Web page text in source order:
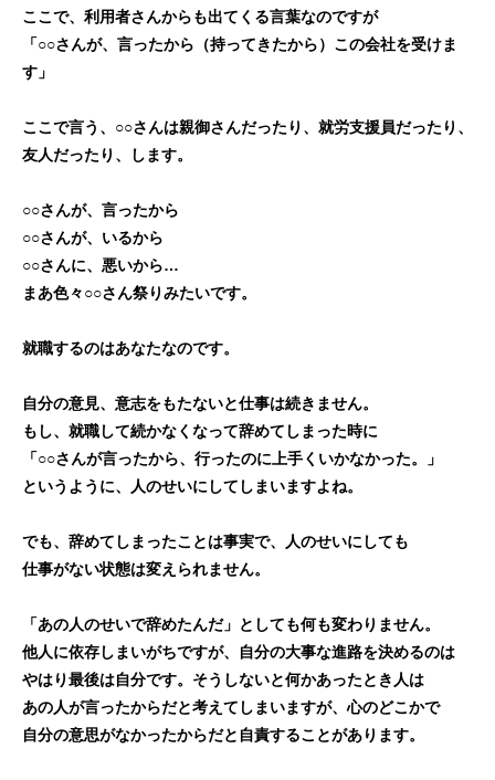
ここで、利用者さんからも出てくる言葉なのですが
「○○さんが、言ったから（持ってきたから）この会社を受けま
す」
ここで言う、○○さんは親御さんだったり、就労支援員だったり、
友人だったり、します。
○○さんが、言ったから
○○さんが、いるから
○○さんに、悪いから…
まあ色々○○さん祭りみたいです。
就職するのはあなたなのです。
自分の意見、意志をもたないと仕事は続きません。
もし、就職して続かなくなって辞めてしまった時に
「○○さんが言ったから、行ったのに上手くいかなかった。」
というように、人のせいにしてしまいますよね。
でも、辞めてしまったことは事実で、人のせいにしても
仕事がない状態は変えられません。
「あの人のせいで辞めたんだ」としても何も変わりません。
他人に依存しまいがちですが、自分の大事な進路を決めるのは
やはり最後は自分です。そうしないと何かあったとき人は
あの人が言ったからだと考えてしまいますが、心のどこかで
自分の意思がなかったからだと自責することがあります。